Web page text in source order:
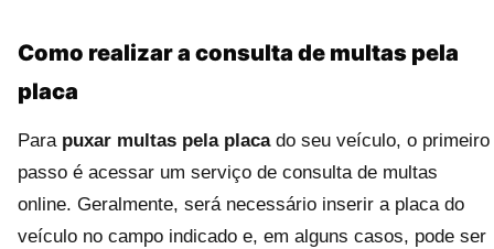
Como realizar a consulta de multas pela
placa
Para puxar multas pela placado seu veículo, o primeiro
passo é acessar um serviço de consulta de multas
online. Geralmente, será necessário inserir a placa do
veículo no campo indicado e, em alguns casos, pode ser